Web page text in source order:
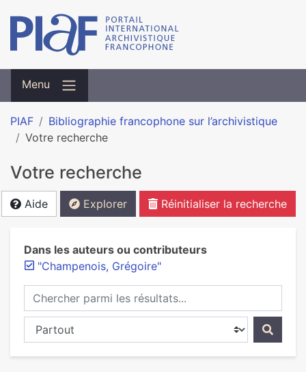
Menu
PIAF
Bibliographie francophone sur l’archivistique
Votre recherche
Votre recherche
Aide Explorer Réinitialiser la recherche
Dans les auteurs ou contributeurs
"Champenois, Grégoire"
Chercher parmi les résultats...
Chercher dans...